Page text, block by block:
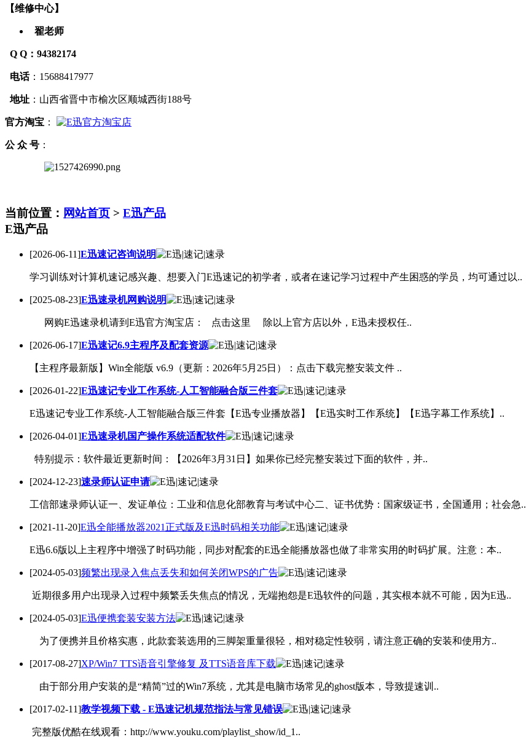
【维修中心】
翟老师
Q Q ：94382174
电话：15688417977
地址 ：山西省晋中市榆次区顺城西街188号
官方淘宝 ：
公 众 号 ：
当前位置： 网站首页 > E迅产品
E迅产品
[2026-06-11]E迅速记咨询说明
学习训练对计算机速记感兴趣、想要入门E迅速记的初学者，或者在速记学习过程中产生困惑的学员，均可通过以..
[2025-08-23]E迅速录机网购说明
网购E迅速录机请到E迅官方淘宝店： 点击这里 除以上官方店以外，E迅未授权任..
[2026-06-17]E迅速记6.9主程序及配套资源
【主程序最新版】Win全能版 v6.9（更新：2026年5月25日）：点击下载完整安装文件 ..
[2026-01-22]E迅速记专业工作系统-人工智能融合版三件套
E迅速记专业工作系统-人工智能融合版三件套【E迅专业播放器】【E迅实时工作系统】【E迅字幕工作系统】..
[2026-04-01]E迅速录机国产操作系统适配软件
特别提示：软件最近更新时间：【2026年3月31日】如果你已经完整安装过下面的软件，并..
[2024-12-23]速录师认证申请
工信部速录师认证一、发证单位：工业和信息化部教育与考试中心二、证书优势：国家级证书，全国通用；社会急..
[2021-11-20]E迅全能播放器2021正式版及E迅时码相关功能
E迅6.6版以上主程序中增强了时码功能，同步对配套的E迅全能播放器也做了非常实用的时码扩展。注意：本..
[2024-05-03]频繁出现录入焦点丢失和如何关闭WPS的广告
近期很多用户出现录入过程中频繁丢失焦点的情况，无端抱怨是E迅软件的问题，其实根本就不可能，因为E迅..
[2024-05-03]E迅便携套装安装方法
为了便携并且价格实惠，此款套装选用的三脚架重量很轻，相对稳定性较弱，请注意正确的安装和使用方..
[2017-08-27]XP/Win7 TTS语音引擎修复 及TTS语音库下载
由于部分用户安装的是“精简”过的Win7系统，尤其是电脑市场常见的ghost版本，导致提速训..
[2017-02-11]教学视频下载 - E迅速记机规范指法与常见错误
完整版优酷在线观看：http://www.youku.com/playlist_show/id_1..